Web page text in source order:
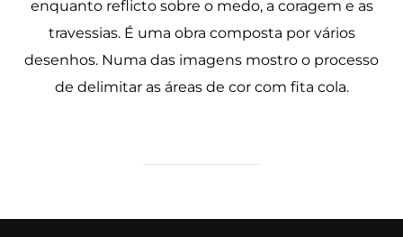
enquanto reflicto sobre o medo, a coragem e as
travessias. É uma obra composta por vários
desenhos. Numa das imagens mostro o processo
de delimitar as áreas de cor com fita cola.